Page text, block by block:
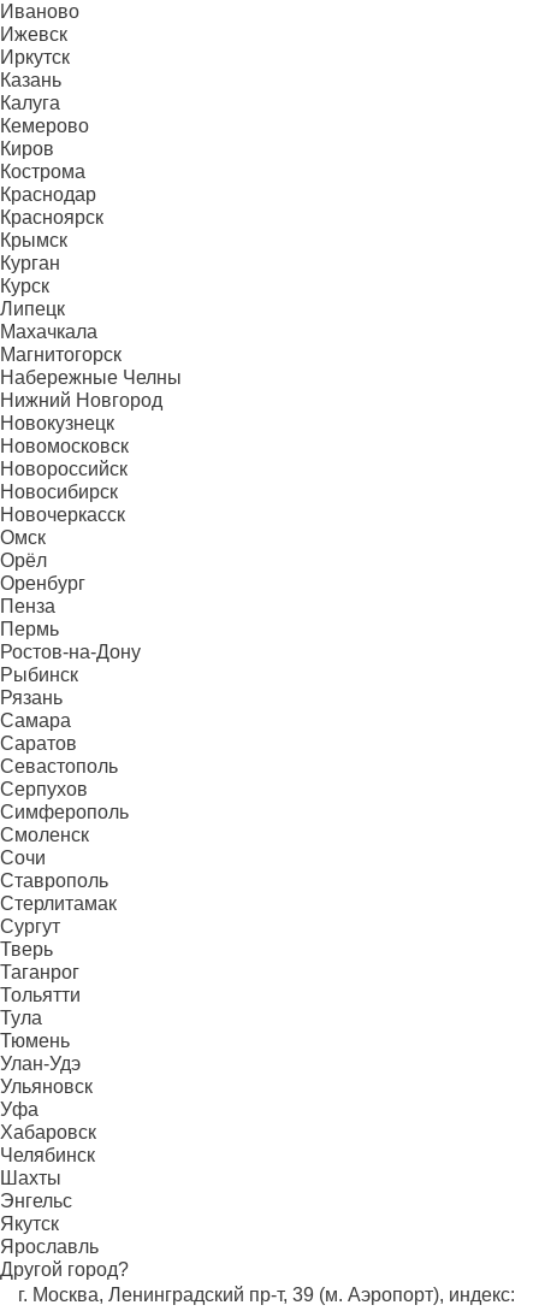
Иваново
Ижевск
Иркутск
Казань
Калуга
Кемерово
Киров
Кострома
Краснодар
Красноярск
Крымск
Курган
Курск
Липецк
Махачкала
Магнитогорск
Набережные Челны
Нижний Новгород
Новокузнецк
Новомосковск
Новороссийск
Новосибирск
Новочеркасск
Омск
Орёл
Оренбург
Пенза
Пермь
Ростов-на-Дону
Рыбинск
Рязань
Самара
Саратов
Севастополь
Серпухов
Симферополь
Смоленск
Сочи
Ставрополь
Стерлитамак
Сургут
Тверь
Таганрог
Тольятти
Тула
Тюмень
Улан-Удэ
Ульяновск
Уфа
Хабаровск
Челябинск
Шахты
Энгельс
Якутск
Ярославль
Другой город?
г. Москва, Ленинградский пр-т, 39 (м. Аэропорт), индекс: